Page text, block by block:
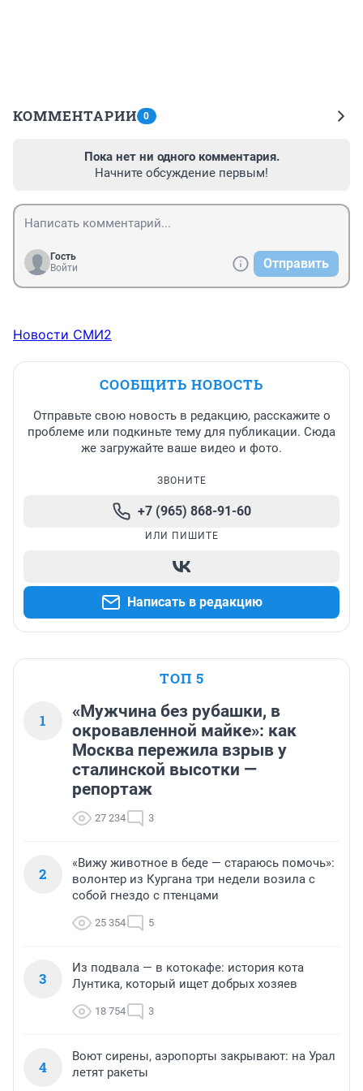
КОММЕНТАРИИ 0
Пока нет ни одного комментария.
Начните обсуждение первым!
Гость
Войти
Отправить
Новости СМИ2
СООБЩИТЬ НОВОСТЬ
Отправьте свою новость в редакцию, расскажите о
проблеме или подкиньте тему для публикации. Сюда
же загружайте ваше видео и фото.
ЗВОНИТЕ
+7 (965) 868-91-60
ИЛИ ПИШИТЕ
Написать в редакцию
ТОП 5
1
«Мужчина без рубашки, в
окровавленной майке»: как
Москва пережила взрыв у
сталинской высотки —
репортаж
27 234 3
2
«Вижу животное в беде — стараюсь помочь»:
волонтер из Кургана три недели возила с
собой гнездо с птенцами
25 354 5
3
Из подвала — в котокафе: история кота
Лунтика, который ищет добрых хозяев
18 754 3
4
Воют сирены, аэропорты закрывают: на Урал
летят ракеты